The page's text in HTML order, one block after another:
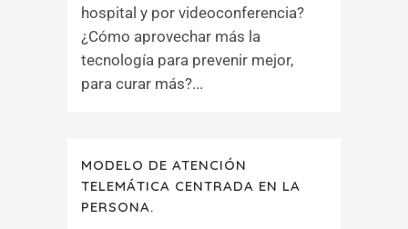
hospital y por videoconferencia?
¿Cómo aprovechar más la
tecnología para prevenir mejor,
para curar más?...
MODELO DE ATENCIÓN
TELEMÁTICA CENTRADA EN LA
PERSONA.